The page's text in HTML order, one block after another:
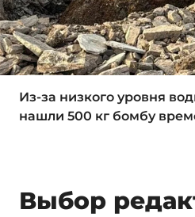
Из-за низкого уровня
нашли 500 кг бомбу
Выбор